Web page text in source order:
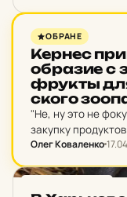
НОВИНИ ХАРКОВА
ОБРАНЕ
Кернес
об­ра­зие с
фрукты
ско­го
"Не, ну это не
закупку
такое, что мы тут
Олег Коваленко